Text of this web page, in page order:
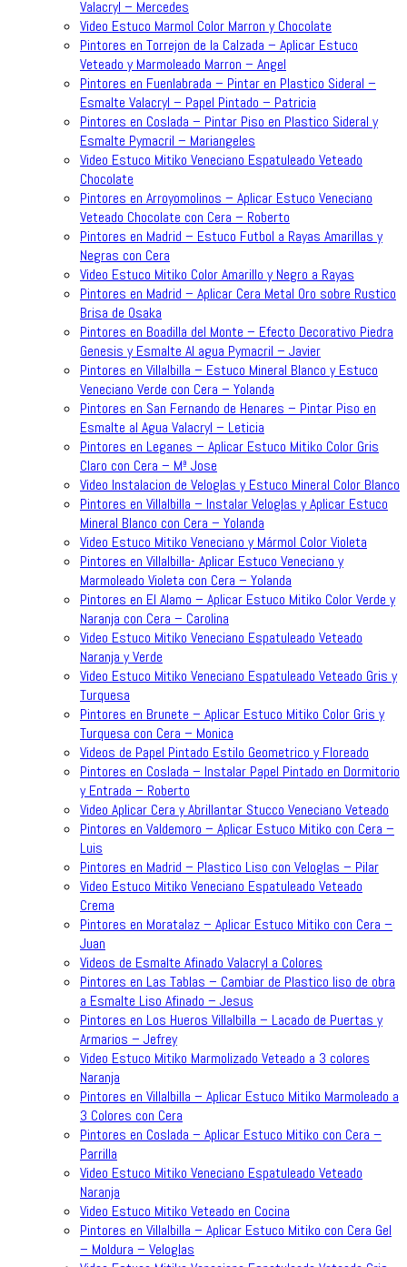
Valacryl – Mercedes
Video Estuco Marmol Color Marron y Chocolate
Pintores en Torrejon de la Calzada – Aplicar Estuco
Veteado y Marmoleado Marron – Angel
Pintores en Fuenlabrada – Pintar en Plastico Sideral –
Esmalte Valacryl – Papel Pintado – Patricia
Pintores en Coslada – Pintar Piso en Plastico Sideral y
Esmalte Pymacril – Mariangeles
Video Estuco Mitiko Veneciano Espatuleado Veteado
Chocolate
Pintores en Arroyomolinos – Aplicar Estuco Veneciano
Veteado Chocolate con Cera – Roberto
Pintores en Madrid – Estuco Futbol a Rayas Amarillas y
Negras con Cera
Video Estuco Mitiko Color Amarillo y Negro a Rayas
Pintores en Madrid – Aplicar Cera Metal Oro sobre Rustico
Brisa de Osaka
Pintores en Boadilla del Monte – Efecto Decorativo Piedra
Genesis y Esmalte Al agua Pymacril – Javier
Pintores en Villalbilla – Estuco Mineral Blanco y Estuco
Veneciano Verde con Cera – Yolanda
Pintores en San Fernando de Henares – Pintar Piso en
Esmalte al Agua Valacryl – Leticia
Pintores en Leganes – Aplicar Estuco Mitiko Color Gris
Claro con Cera – Mª Jose
Video Instalacion de Veloglas y Estuco Mineral Color Blanco
Pintores en Villalbilla – Instalar Veloglas y Aplicar Estuco
Mineral Blanco con Cera – Yolanda
Video Estuco Mitiko Veneciano y Mármol Color Violeta
Pintores en Villalbilla- Aplicar Estuco Veneciano y
Marmoleado Violeta con Cera – Yolanda
Pintores en El Alamo – Aplicar Estuco Mitiko Color Verde y
Naranja con Cera – Carolina
Video Estuco Mitiko Veneciano Espatuleado Veteado
Naranja y Verde
Video Estuco Mitiko Veneciano Espatuleado Veteado Gris y
Turquesa
Pintores en Brunete – Aplicar Estuco Mitiko Color Gris y
Turquesa con Cera – Monica
Videos de Papel Pintado Estilo Geometrico y Floreado
Pintores en Coslada – Instalar Papel Pintado en Dormitorio
y Entrada – Roberto
Video Aplicar Cera y Abrillantar Stucco Veneciano Veteado
Pintores en Valdemoro – Aplicar Estuco Mitiko con Cera –
Luis
Pintores en Madrid – Plastico Liso con Veloglas – Pilar
Video Estuco Mitiko Veneciano Espatuleado Veteado
Crema
Pintores en Moratalaz – Aplicar Estuco Mitiko con Cera –
Juan
Videos de Esmalte Afinado Valacryl a Colores
Pintores en Las Tablas – Cambiar de Plastico liso de obra
a Esmalte Liso Afinado – Jesus
Pintores en Los Hueros Villalbilla – Lacado de Puertas y
Armarios – Jefrey
Video Estuco Mitiko Marmolizado Veteado a 3 colores
Naranja
Pintores en Villalbilla – Aplicar Estuco Mitiko Marmoleado a
3 Colores con Cera
Pintores en Coslada – Aplicar Estuco Mitiko con Cera –
Parrilla
Video Estuco Mitiko Veneciano Espatuleado Veteado
Naranja
Video Estuco Mitiko Veteado en Cocina
Pintores en Villalbilla – Aplicar Estuco Mitiko con Cera Gel
– Moldura – Veloglas